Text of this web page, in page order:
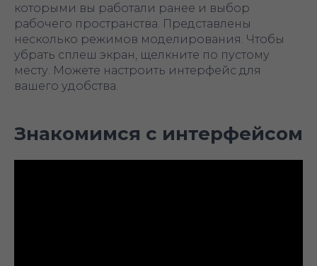
которыми вы работали ранее и выбор
рабочего пространства. Представлены
несколько режимов моделирования. Чтобы
убрать сплеш экран, щелкните по пустому
месту. Можете настроить интерфейс для
вашего удобства.
Знакомимся с интерфейсом